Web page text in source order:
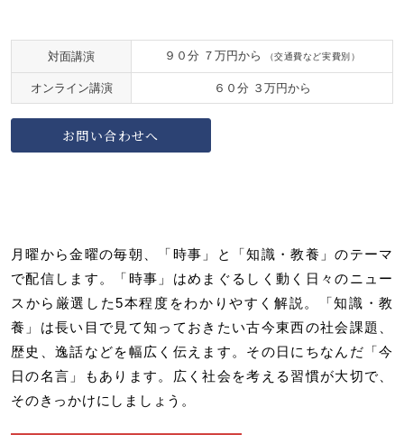
対面講演 ９０分 ７万円から （交通費など実費別）
オンライン講演 ６０分 ３万円から
お問い合わせへ
月曜から金曜の毎朝、「時事」と「知識・教養」のテーマ
で配信します。「時事」はめまぐるしく動く日々のニュー
スから厳選した5本程度をわかりやすく解説。「知識・教
養」は長い目で見て知っておきたい古今東西の社会課題、
歴史、逸話などを幅広く伝えます。その日にちなんだ「今
日の名言」もあります。広く社会を考える習慣が大切で、
そのきっかけにしましょう。